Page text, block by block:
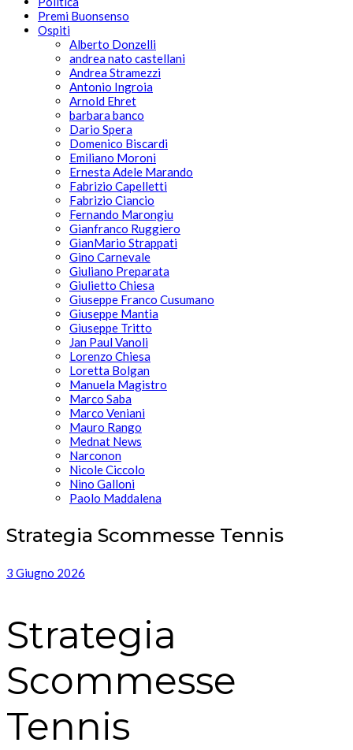
Premi Buonsenso
Ospiti
Alberto Donzelli
andrea nato castellani
Andrea Stramezzi
Antonio Ingroia
Arnold Ehret
barbara banco
Dario Spera
Domenico Biscardi
Emiliano Moroni
Ernesta Adele Marando
Fabrizio Capelletti
Fabrizio Ciancio
Fernando Marongiu
Gianfranco Ruggiero
GianMario Strappati
Gino Carnevale
Giuliano Preparata
Giulietto Chiesa
Giuseppe Franco Cusumano
Giuseppe Mantia
Giuseppe Tritto
Jan Paul Vanoli
Lorenzo Chiesa
Loretta Bolgan
Manuela Magistro
Marco Saba
Marco Veniani
Mauro Rango
Mednat News
Narconon
Nicole Ciccolo
Nino Galloni
Paolo Maddalena
Strategia Scommesse Tennis
3 Giugno 2026
Strategia
Scommesse
Tennis